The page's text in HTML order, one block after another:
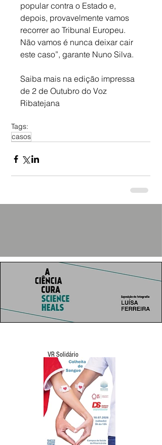
popular contra o Estado e,
depois, provavelmente vamos
recorrer ao Tribunal Europeu.
Não vamos é nunca deixar cair
este caso”, garante Nuno Silva.
Saiba mais na edição impressa
de 2 de Outubro do Voz
Ribatejana
Tags:
casos
VR Solidário